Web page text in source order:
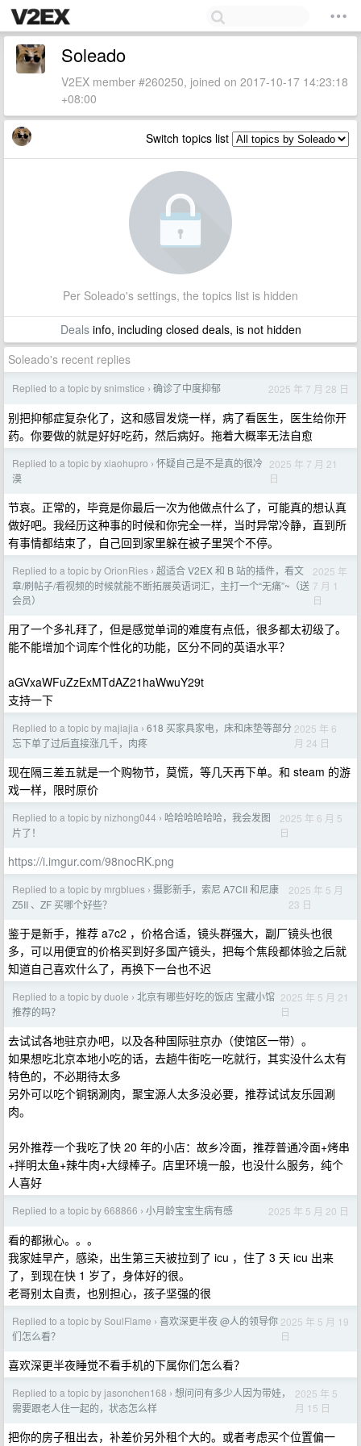
Soleado
V2EX member #260250, joined on 2017-10-17 14:23:18
+08:00
Switch topics list
Per Soleado's settings, the topics list is hidden
Dealsinfo, including closed deals, is not hidden
Soleado's recent replies
Replied to a topic by snimstice › 确诊了中度抑郁 2025 年 7 月 28 日
别把抑郁症复杂化了，这和感冒发烧一样，病了看医生，医生给你开
药。你要做的就是好好吃药，然后病好。拖着大概率无法自愈
Replied to a topic by xiaohupro › 怀疑自己是不是真的很冷
漠
2025 年 7 月 21
日
节哀。正常的，毕竟是你最后一次为他做点什么了，可能真的想认真
做好吧。我经历这种事的时候和你完全一样，当时异常冷静，直到所
有事情都结束了，自己回到家里躲在被子里哭个不停。
Replied to a topic by OrionRies › 超适合 V2EX 和 B 站的插件，看文
章/刷帖子/看视频的时候就能不断拓展英语词汇，主打一个“无痛”~（送
会员）
2025 年
7 月 1
日
用了一个多礼拜了，但是感觉单词的难度有点低，很多都太初级了。
能不能增加个词库个性化的功能，区分不同的英语水平？
aGVxaWFuZzExMTdAZ21haWwuY29t
支持一下
Replied to a topic by majiajia › 618 买家具家电，床和床垫等部分
忘下单了过后直接涨几千，肉疼
2025 年 6
月 24 日
现在隔三差五就是一个购物节，莫慌，等几天再下单。和 steam 的游
戏一样，限时原价
Replied to a topic by nizhong044 › 哈哈哈哈哈哈，我会发图
片了！
2025 年 6 月 5
日
https://i.imgur.com/98nocRK.png
Replied to a topic by mrgblues › 摄影新手，索尼 A7CII 和尼康
Z5II 、ZF 买哪个好些？
2025 年 5 月
23 日
鉴于是新手，推荐 a7c2 ，价格合适，镜头群强大，副厂镜头也很
多，可以用便宜的价格买到好多国产镜头，把每个焦段都体验之后就
知道自己喜欢什么了，再换下一台也不迟
Replied to a topic by duole › 北京有哪些好吃的饭店 宝藏小馆
推荐的吗？
2025 年 5 月 21
日
去试试各地驻京办吧，以及各种国际驻京办（使馆区一带）。
如果想吃北京本地小吃的话，去趟牛街吃一吃就行，其实没什么太有
特色的，不必期待太多
另外可以吃个铜锅涮肉，聚宝源人太多没必要，推荐试试友乐园涮
肉。
另外推荐一个我吃了快 20 年的小店：故乡冷面，推荐普通冷面+烤串
+拌明太鱼+辣牛肉+大绿棒子。店里环境一般，也没什么服务，纯个
人喜好
Replied to a topic by 668866 › 小月龄宝宝生病有感 2025 年 5 月 20 日
看的都揪心。。。
我家娃早产，感染，出生第三天被拉到了 icu ，住了 3 天 icu 出来
了，到现在快 1 岁了，身体好的很。
老哥别太自责，也别担心，孩子坚强的很
Replied to a topic by SoulFlame › 喜欢深更半夜 @人的领导你
们怎么看？
2025 年 5 月 19
日
喜欢深更半夜睡觉不看手机的下属你们怎么看？
Replied to a topic by jasonchen168 › 想问问有多少人因为带娃，
需要跟老人住一起的，状态怎么样
2025 年 5
月 15 日
把你的房子租出去，补差价另外租个大的。或者考虑买个位置偏一